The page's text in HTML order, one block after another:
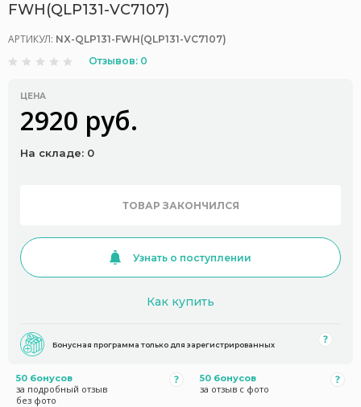
FWH(QLP131-VC7107)
АРТИКУЛ: NX-QLP131-FWH(QLP131-VC7107)
Отзывов: 0
ЦЕНА
2920 руб.
На складе: 0
ТОВАР ЗАКОНЧИЛСЯ
Узнать о поступлении
Как купить
Бонусная программа только для зарегистрированных
50 бонусов
за подробный отзыв
без фото
50 бонусов
за отзыв с фото